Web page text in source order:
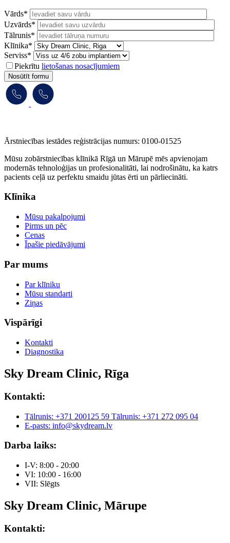
Vārds*
Uzvārds*
Tālrunis*
Klīnika*
Serviss*
Piekrītu lietošanas nosacījumiem
Nosūtīt formu
Ārstniecības iestādes reģistrācijas numurs: 0100-01525
Mūsu zobārstniecības klīnikā Rīgā un Mārupē mēs apvienojam
modernās tehnoloģijas un profesionalitāti, lai nodrošinātu, ka katrs
pacients ceļā uz perfektu smaidu jūtas ērti un pārliecināti.
Klīnika
Mūsu pakalpojumi
Pirms un pēc
Cenas
Īpašie piedāvājumi
Par mums
Par klīniku
Mūsu standarti
Ziņas
Vispārīgi
Kontakti
Diagnostika
Sky Dream Clinic, Rīga
Kontakti:
Tālrunis: +371 200125 59 Tālrunis: +371 272 095 04
E-pasts: info@skydream.lv
Darba laiks:
I-V: 8:00 - 20:00
VI: 10:00 - 16:00
VII: Slēgts
Sky Dream Clinic, Mārupe
Kontakti: